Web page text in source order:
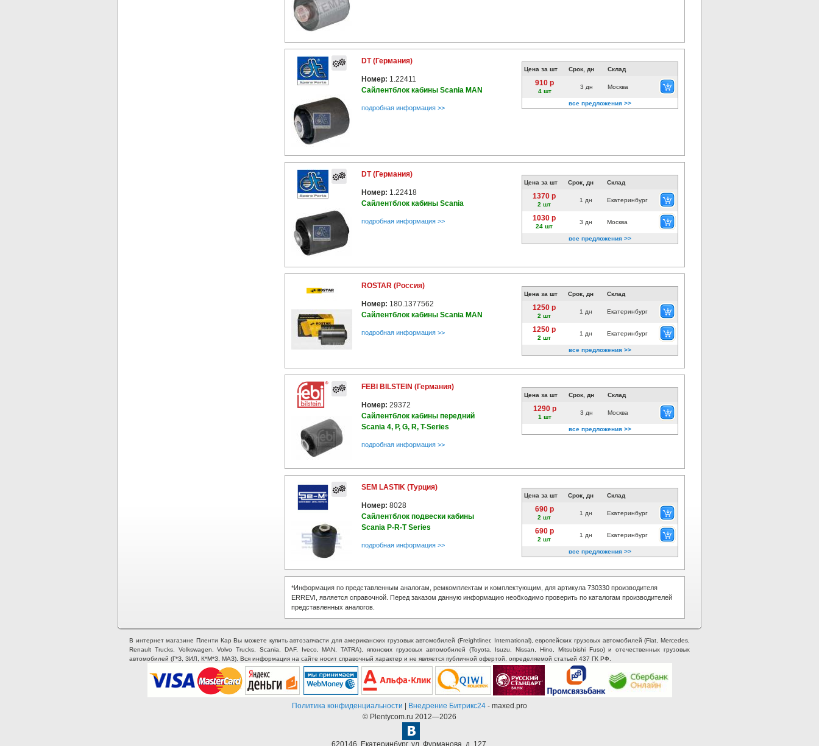
DT (Германия)
Номер: 1.22411
Сайлентблок кабины Scania MAN
подробная информация >>
Цена за шт Срок, дн Склад
910 р
4 шт
3 дн Москва
все предложения >>
DT (Германия)
Номер: 1.22418
Сайлентблок кабины Scania
подробная информация >>
Цена за шт Срок, дн Склад
1370 р
2 шт
1 дн Екатеринбург
1030 р
24 шт
3 дн Москва
все предложения >>
ROSTAR (Россия)
Номер: 180.1377562
Сайлентблок кабины Scania MAN
подробная информация >>
Цена за шт Срок, дн Склад
1250 р
2 шт
1 дн Екатеринбург
1250 р
2 шт
1 дн Екатеринбург
все предложения >>
FEBI BILSTEIN (Германия)
Номер: 29372
Сайлентблок кабины передний
Scania 4, P, G, R, T-Series
подробная информация >>
Цена за шт Срок, дн Склад
1290 р
1 шт
3 дн Москва
все предложения >>
SEM LASTIK (Турция)
Номер: 8028
Сайлентблок подвески кабины
Scania P-R-T Series
подробная информация >>
Цена за шт Срок, дн Склад
690 р
2 шт
1 дн Екатеринбург
690 р
2 шт
1 дн Екатеринбург
все предложения >>
*Информация по представленным аналогам, ремкомплектам и комплектующим, для артикула 730330 производителя
ERREVI, является справочной. Перед заказом данную информацию необходимо проверить по каталогам производителей
представленных аналогов.
В интернет магазине Пленти Кар Вы можете купить автозапчасти для американских грузовых автомобилей (Freightliner, International), европейских грузовых автомобилей (Fiat, Mercedes,
Renault Trucks, Volkswagen, Volvo Trucks, Scania, DAF, Iveco, MAN, TATRA), японских грузовых автомобилей (Toyota, Isuzu, Nissan, Hino, Mitsubishi Fuso) и отечественных грузовых
автомобилей (Г*З, ЗИЛ, К*М*З, МАЗ). Вся информация на сайте носит справочный характер и не является публичной офертой, определяемой статьей 437 ГК РФ.
Политика конфиденциальности Внедрение Битрикс24 - maxed.pro
© Plentycom.ru 2012—2026
620146 Екатеринбург, ул. Фурманова, д. 127.